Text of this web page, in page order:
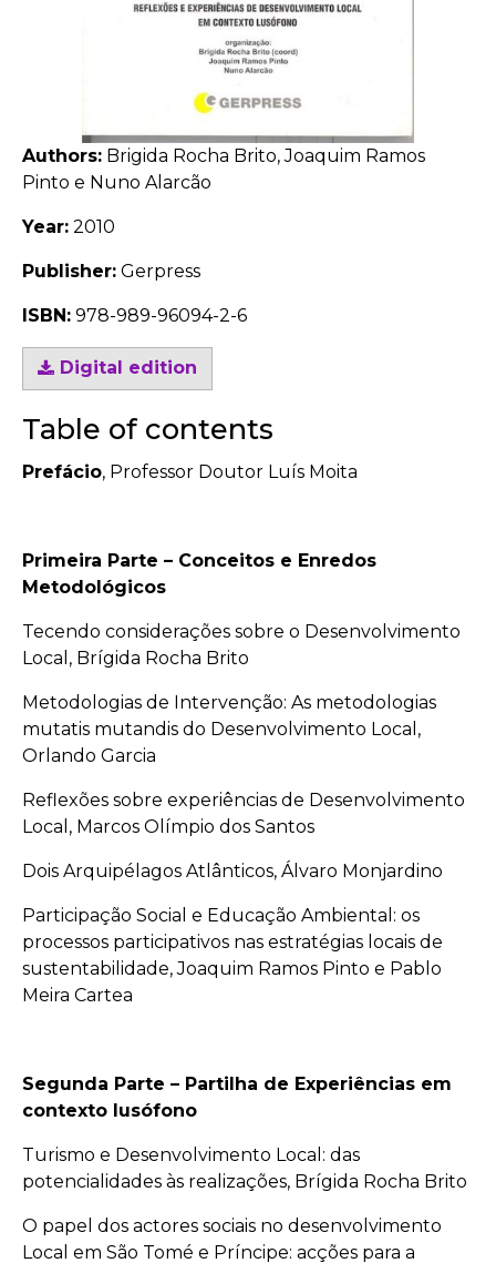
Authors: Brigida Rocha Brito, Joaquim Ramos
Pinto e Nuno Alarcão
Year: 2010
Publisher: Gerpress
ISBN: 978-989-96094-2-6
Digital edition
Table of contents
Prefácio, Professor Doutor Luís Moita
Primeira Parte – Conceitos e Enredos
Metodológicos
Tecendo considerações sobre o Desenvolvimento
Local, Brígida Rocha Brito
Metodologias de Intervenção: As metodologias
mutatis mutandis do Desenvolvimento Local,
Orlando Garcia
Reflexões sobre experiências de Desenvolvimento
Local, Marcos Olímpio dos Santos
Dois Arquipélagos Atlânticos, Álvaro Monjardino
Participação Social e Educação Ambiental: os
processos participativos nas estratégias locais de
sustentabilidade, Joaquim Ramos Pinto e Pablo
Meira Cartea
Segunda Parte – Partilha de Experiências em
contexto lusófono
Turismo e Desenvolvimento Local: das
potencialidades às realizações, Brígida Rocha Brito
O papel dos actores sociais no desenvolvimento
Local em São Tomé e Príncipe: acções para a